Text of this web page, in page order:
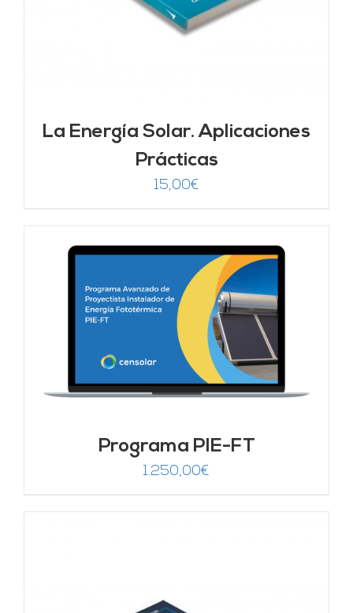
La Energía Solar. Aplicaciones
Prácticas
15,00€
Programa PIE-FT
1.250,00€